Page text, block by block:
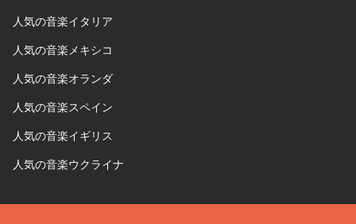
人気の音楽イタリア
人気の音楽メキシコ
人気の音楽オランダ
人気の音楽スペイン
人気の音楽イギリス
人気の音楽ウクライナ